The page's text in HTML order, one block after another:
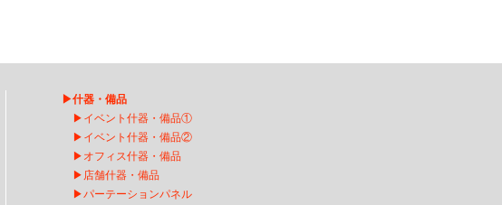
▶什器・備品
▶ イベント什器・備品①
▶ イベント什器・備品②
▶ オフィス什器・備品
▶ 店舗什器・備品
▶パーテーションパネル